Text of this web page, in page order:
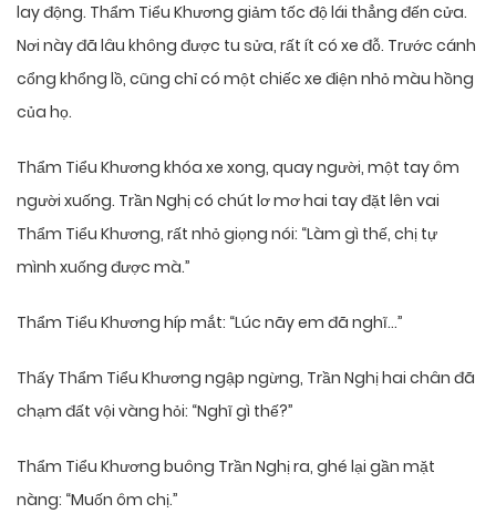
lay động. Thẩm Tiểu Khương giảm tốc độ lái thẳng đến cửa.
Nơi này đã lâu không được tu sửa, rất ít có xe đỗ. Trước cánh
cổng khổng lồ, cũng chỉ có một chiếc xe điện nhỏ màu hồng
của họ.
Thẩm Tiểu Khương khóa xe xong, quay người, một tay ôm
người xuống. Trần Nghị có chút lơ mơ hai tay đặt lên vai
Thẩm Tiểu Khương, rất nhỏ giọng nói: “Làm gì thế, chị tự
mình xuống được mà.”
Thẩm Tiểu Khương híp mắt: “Lúc nãy em đã nghĩ…”
Thấy Thẩm Tiểu Khương ngập ngừng, Trần Nghị hai chân đã
chạm đất vội vàng hỏi: “Nghĩ gì thế?”
Thẩm Tiểu Khương buông Trần Nghị ra, ghé lại gần mặt
nàng: “Muốn ôm chị.”